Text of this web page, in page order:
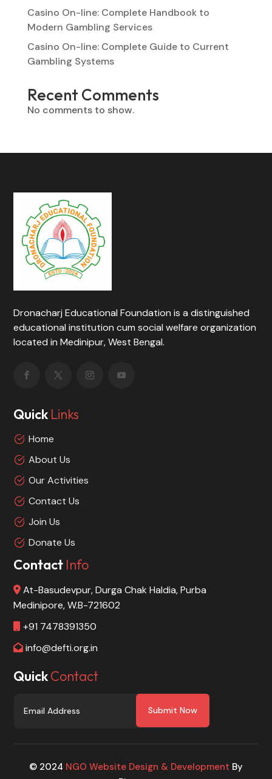
Casino On-line: Complete Handbook to
Modern Gambling Services
Casino On-line: Complete Guide to Current
Gambling Systems
Recent Comments
No comments to show.
Dronacharj Educational Foundation is a distinguished
educational institution cum social welfare organization
located in Medinipur, West Bengal.
Quick Links
Home
About Us
Our Activities
Contact Us
Join Us
Donate Us
Contact Info
At-Basudevpur, Durga Chak Haldia, Purba
Medinipore, W.B-721602
+91 7478391350
info@defti.org.in
QuickContact
Submit Now
© 2024 NGO Website Design & Development By